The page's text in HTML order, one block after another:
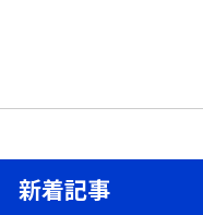
新着記事